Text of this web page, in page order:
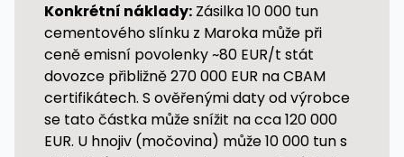
Konkrétní náklady: Zásilka 10 000 tun
cementového slínku z Maroka může při
ceně emisní povolenky ~80 EUR/t stát
dovozce přibližně 270 000 EUR na CBAM
certifikátech. S ověřenými daty od výrobce
se tato částka může snížit na cca 120 000
EUR. U hnojiv (močovina) může 10 000 tun s